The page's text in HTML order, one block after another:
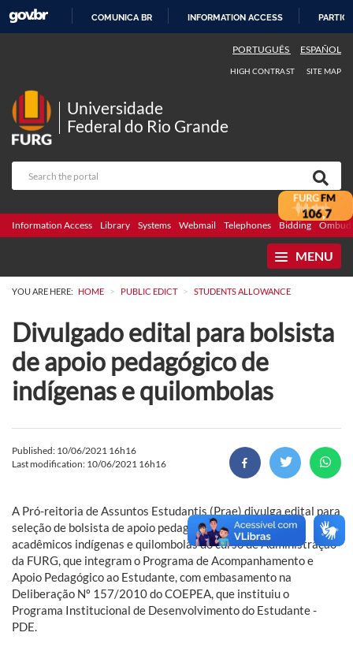
COMUNICA BR INFORMATION ACCESS
PORTUGUÊS ESPAÑOL
HIGH CONTRAST SITE MAP
Universidade
Federal do Rio Grande
Information Access Library Systems Webmail Telephones Bidding
MENU
YOU ARE HERE: HOME > PUBLIC EDICT > STUDENTS ALLOWANCE
Divulgado edital para bolsista
de apoio pedagógico de
indígenas e quilombolas
Published: 10/06/2021 16h16
Last modification: 10/06/2021 16h16
A Pró-reitoria de Assuntos Estudantis (Prae) divulga edital para
seleção de bolsista de apoio pedagógico discente dos
acadêmicos indígenas e quilombolas do curso de Administração
da FURG, que integram o Programa de Acompanhamento e
Apoio Pedagógico ao Estudante, com embasamento na
Deliberação Nº 157/2010 do COEPEA, que instituiu o
Programa Institucional de Desenvolvimento do Estudante -
PDE.